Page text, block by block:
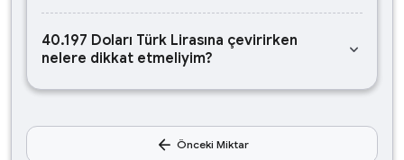
40.197 Doları Türk Lirasına çevirirken
nelere dikkat etmeliyim?
keyboard_arrow_down
arrow_back Önceki Miktar